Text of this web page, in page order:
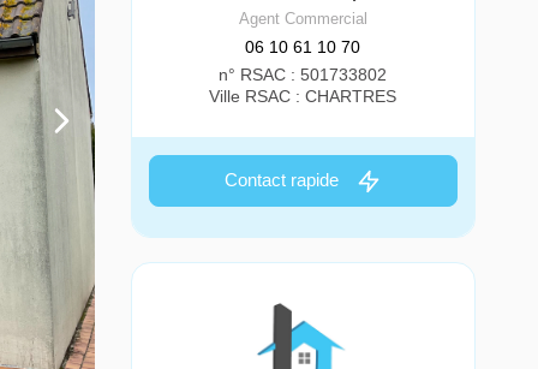
Agent Commercial
06 10 61 10 70
n° RSAC : 501733802
Ville RSAC : CHARTRES
Contact rapide